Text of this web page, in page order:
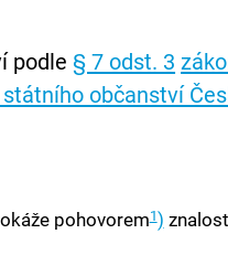
podle § 7 odst. 3
občanství
pohovorem1)